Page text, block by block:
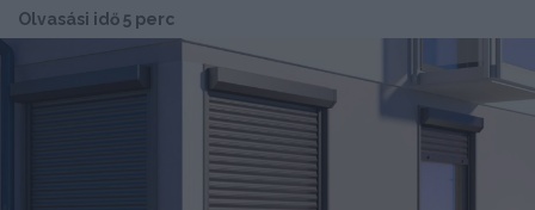
Olvasási idő 5 perc